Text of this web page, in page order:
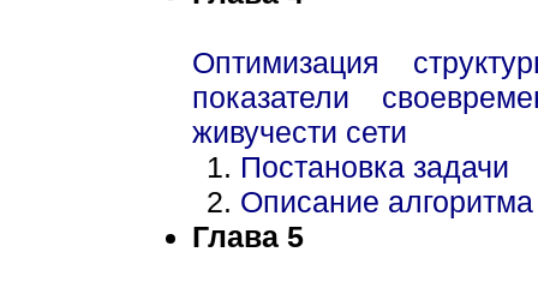
Оптимизация
показатели
живучести сети
Постановка задачи
Описание алгоритма
Глава 5